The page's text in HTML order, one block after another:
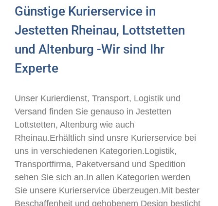
Günstige Kurierservice in
Jestetten Rheinau, Lottstetten
und Altenburg -Wir sind Ihr
Experte
Unser Kurierdienst, Transport, Logistik und
Versand finden Sie genauso in Jestetten
Lottstetten, Altenburg wie auch
Rheinau.Erhältlich sind unsre Kurierservice bei
uns in verschiedenen Kategorien.Logistik,
Transportfirma, Paketversand und Spedition
sehen Sie sich an.In allen Kategorien werden
Sie unsere Kurierservice überzeugen.Mit bester
Beschaffenheit und gehobenem Design besticht